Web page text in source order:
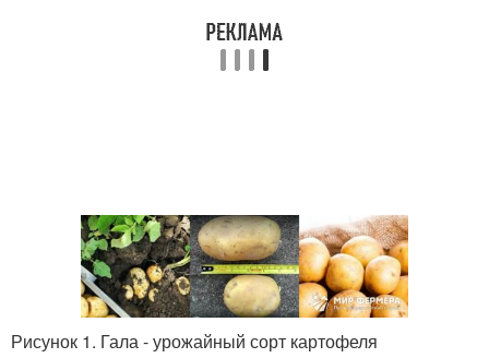
Рисунок 1. Гала - урожайный сорт картофеля